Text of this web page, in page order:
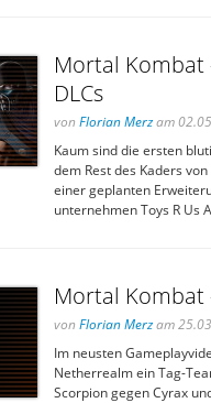
Mortal Kombat
DLCs
von Florian Merzam
Kaum sind die ersten
dem Rest des Kaders
einer geplanten
unternehmen Toys R Us
Mortal Kombat
von Florian Merzam
Im neusten
Netherrealm ein Tag-
Scorpion gegen Cyrax